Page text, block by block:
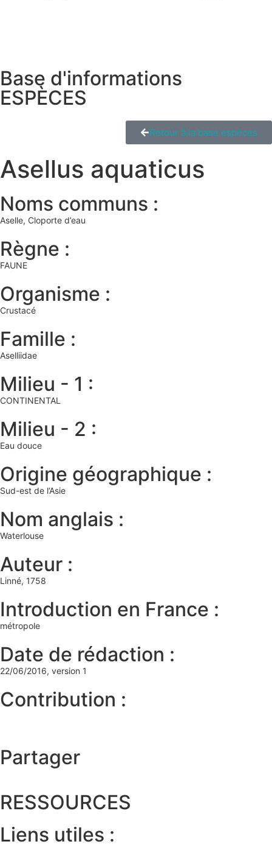
Base d'informations
ESPÈCES
Retour à la base espèces
Asellus aquaticus
Noms communs :
Aselle, Cloporte d’eau
Règne :
FAUNE
Organisme :
Crustacé
Famille :
Aselliidae
Milieu - 1 :
CONTINENTAL
Milieu - 2 :
Eau douce
Origine géographique :
Sud-est de l’Asie
Nom anglais :
Waterlouse
Auteur :
Linné, 1758
Introduction en France :
métropole
Date de rédaction :
22/06/2016, version 1
Contribution :
Partager
RESSOURCES
Liens utiles :